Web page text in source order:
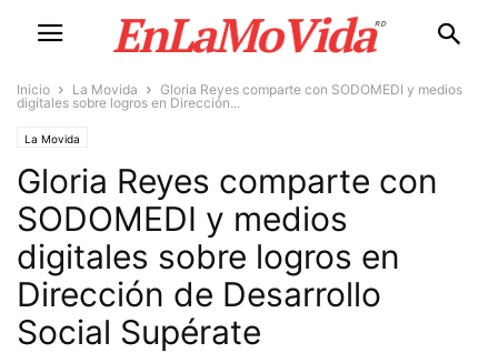
Inicio La Movida
Gloria Reyes comparte con SODOMEDI y medios
digitales sobre logros en Dirección...
La Movida
Gloria Reyes comparte con
SODOMEDI y medios
digitales sobre logros en
Dirección de Desarrollo
Social Supérate